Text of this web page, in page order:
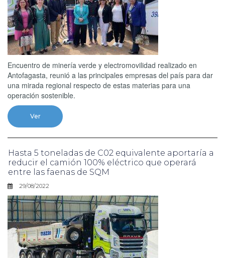
Encuentro de minería verde y electromovilidad realizado en
Antofagasta, reunió a las principales empresas del país para dar
una mirada regional respecto de estas materias para una
operación sostenible.
Ver
Hasta 5 toneladas de C02 equivalente aportaría a
reducir el camión 100% eléctrico que operará
entre las faenas de SQM
29/08/2022